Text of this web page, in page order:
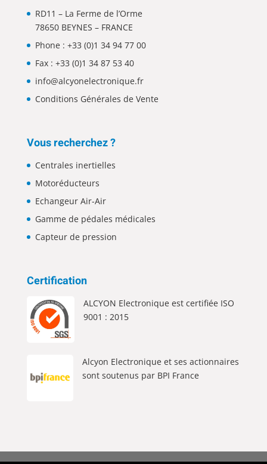
RD11 – La Ferme de l’Orme
78650 BEYNES – FRANCE
Phone : +33 (0)1 34 94 77 00
Fax : +33 (0)1 34 87 53 40
info@alcyonelectronique.fr
Conditions Générales de Vente
Vous recherchez ?
Centrales inertielles
Motoréducteurs
Echangeur Air-Air
Gamme de pédales médicales
Capteur de pression
Certification
ALCYON Electronique est certifiée ISO
9001 : 2015
Alcyon Electronique et ses actionnaires
sont soutenus par BPI France